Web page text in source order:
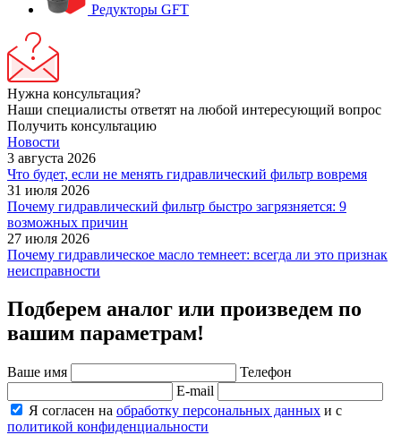
Редукторы GFT
Нужна консультация?
Наши специалисты ответят на любой интересующий вопрос
Получить консультацию
Новости
3 августа 2026
Что будет, если не менять гидравлический фильтр вовремя
31 июля 2026
Почему гидравлический фильтр быстро загрязняется: 9
возможных причин
27 июля 2026
Почему гидравлическое масло темнеет: всегда ли это признак
неисправности
Подберем аналог или произведем по
вашим параметрам!
Ваше имя
Телефон
E-mail
Я согласен на обработку персональных данных и с
политикой конфиденциальности